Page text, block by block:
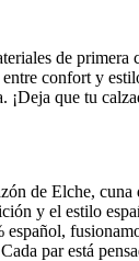
de primera
confort y
¡Deja que tu
de Elche, cuna
y el estilo
español,
par está